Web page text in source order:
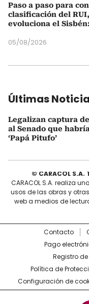
Paso a paso para
clasificación del
evoluciona el
05/08/2026
Últimas
Legalizan captura
al Senado que
‘Papá Pitufo’
© CARACOL
CARACOL S.A. realiza
usos de las obras y
web a medios de
Contacto
Pago
Registro
Política de
Configuración de